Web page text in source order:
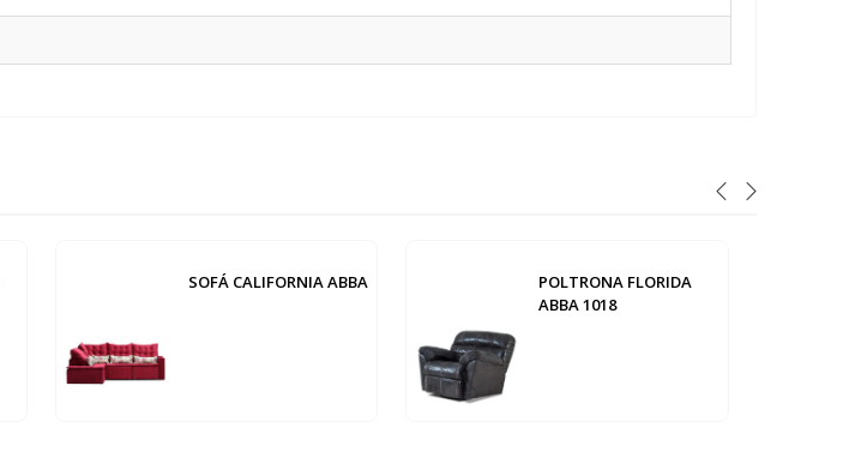
SOFÁ CALIFORNIA ABBA
POLTRONA FLORIDA
ABBA 1018